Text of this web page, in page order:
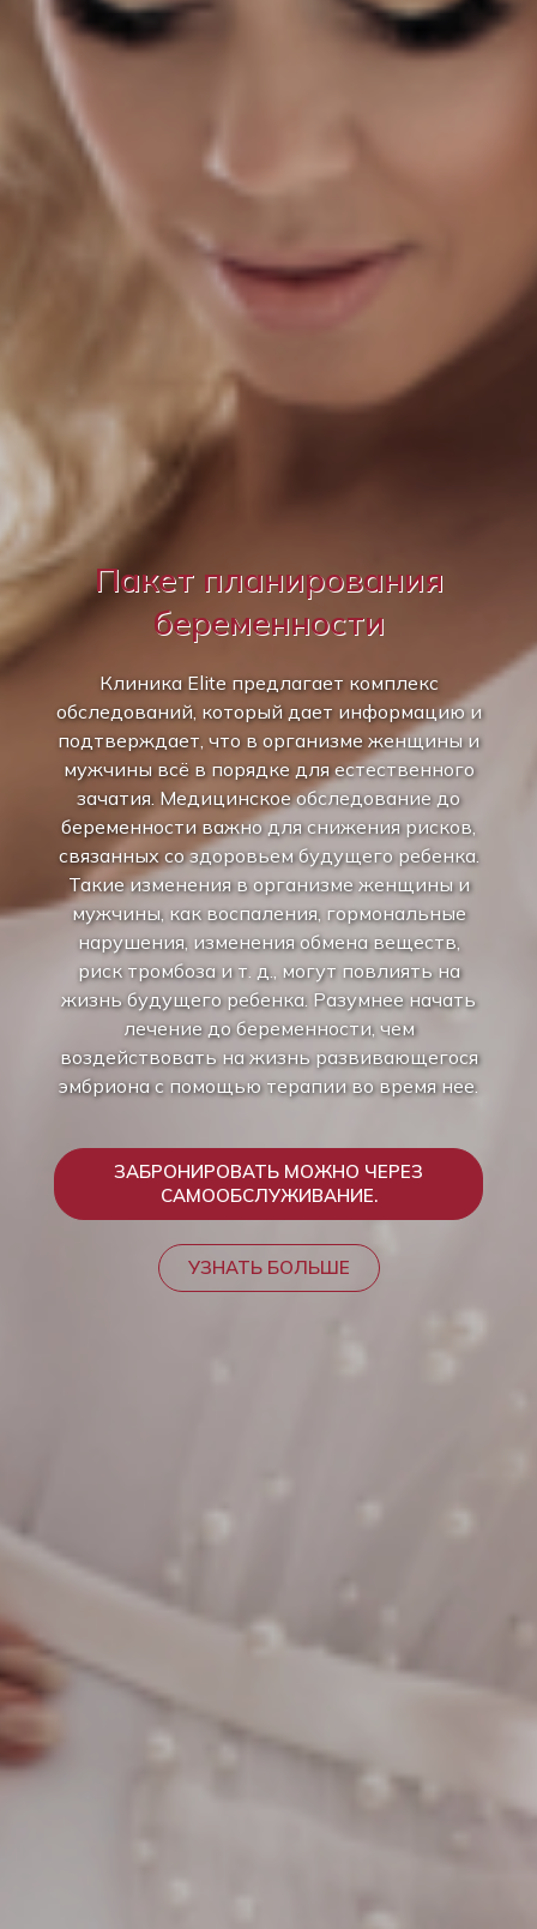
Пакет планирования
беременности
Клиника Elite предлагает комплекс
обследований, который дает информацию и
подтверждает, что в организме женщины и
мужчины всё в порядке для естественного
зачатия. Медицинское обследование до
беременности важно для снижения рисков,
связанных со здоровьем будущего ребенка.
Такие изменения в организме женщины и
мужчины, как воспаления, гормональные
нарушения, изменения обмена веществ,
риск тромбоза и т. д., могут повлиять на
жизнь будущего ребенка. Разумнее начать
лечение до беременности, чем
воздействовать на жизнь развивающегося
эмбриона с помощью терапии во время нее.
ЗАБРОНИРОВАТЬ МОЖНО ЧЕРЕЗ
САМООБСЛУЖИВАНИЕ.
УЗНАТЬ БОЛЬШЕ